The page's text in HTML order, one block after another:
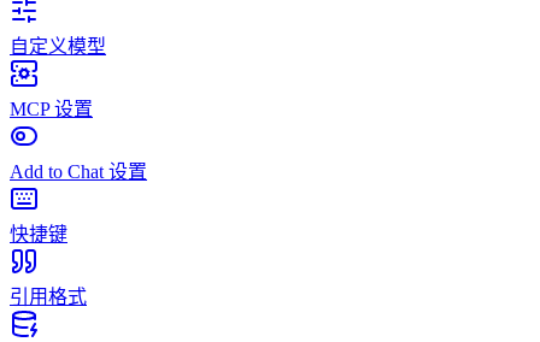
自定义模型
MCP 设置
Add to Chat 设置
快捷键
引用格式